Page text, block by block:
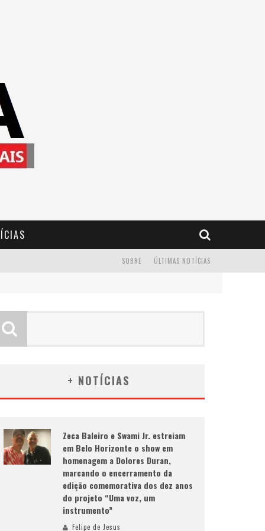
ÚLTIMAS NOTÍCIAS
SOBRE
+ NOTÍCIAS
Zeca Baleiro e Swami Jr. estreiam
em Belo Horizonte o show em
homenagem a Dolores Duran,
marcando o encerramento da
edição comemorativa dos dez anos
do projeto “Uma voz, um
instrumento”
Felipe de Jesus